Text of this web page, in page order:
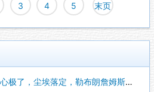
3 4 5 末页
了，尘埃落定，勒布朗詹姆斯加盟费城